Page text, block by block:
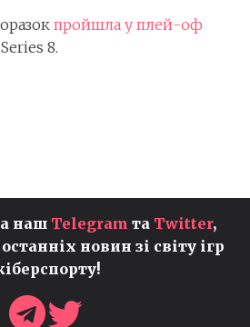
пройшла у плей-оф
8.
наш Telegram та Twitter,
новин зі світу ігр